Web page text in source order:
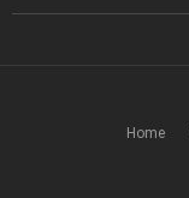
Home